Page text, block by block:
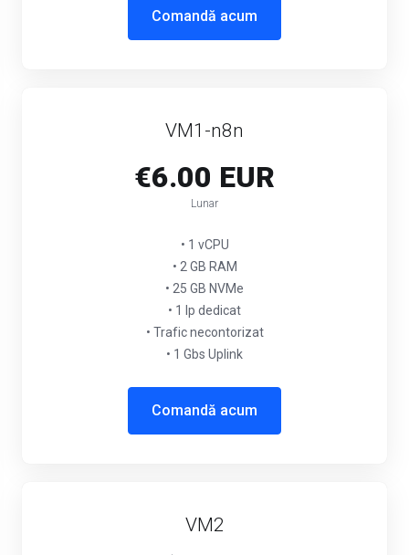
Comandă acum
VM1-n8n
€6.00 EUR
Lunar
• 1 vCPU
• 2 GB RAM
• 25 GB NVMe
• 1 Ip dedicat
• Trafic necontorizat
• 1 Gbs Uplink
Comandă acum
VM2